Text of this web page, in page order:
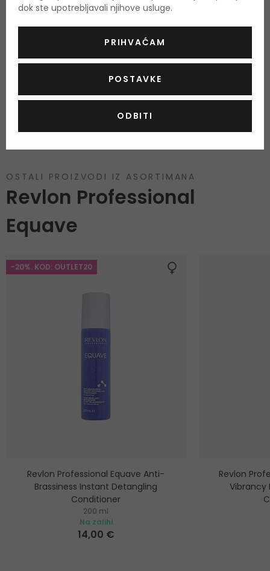
OCIJENITE PROIZVOD
OSTALI PROIZVODI IZ ASORTIMANA
Revlon Professional
Equave
-20%. KOD: OUTLET20
Revlon Professional Equave Anti-
Brassiness Instant Detangling
Conditioner
Regenerator za svjetlu i plavu kosu
200 ml
Na zalihi
14,00 €
Revlon
Vibrancy
dok ste upotrebljavali njihove usluge.
PRIHVAĆAM
POSTAVKE
ODBITI